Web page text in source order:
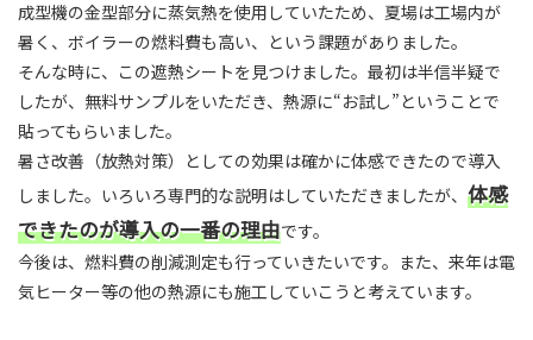
成型機の金型部分に蒸気熱を使用していたため、夏場は工場内が
暑く、ボイラーの燃料費も高い、という課題がありました。
そんな時に、この遮熱シートを見つけました。最初は半信半疑で
したが、無料サンプルをいただき、熱源に“お試し”ということで
貼ってもらいました。
暑さ改善（放熱対策）としての効果は確かに体感できたので導入
しました。いろいろ専門的な説明はしていただきましたが、 体感
できたのが導入の一番の理由です。
今後は、燃料費の削減測定も行っていきたいです。また、来年は電
気ヒーター等の他の熱源にも施工していこうと考えています。